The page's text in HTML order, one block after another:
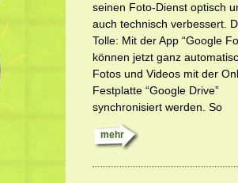
seinen Foto-Dienst optisch
auch technisch verbessert.
Tolle: Mit der App “Google
können jetzt ganz
Fotos und Videos mit der
Festplatte “Google Drive”
synchronisiert werden. So
mehr